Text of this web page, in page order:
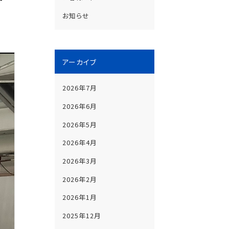
お知らせ
アーカイブ
2026年7月
2026年6月
2026年5月
2026年4月
2026年3月
2026年2月
2026年1月
2025年12月